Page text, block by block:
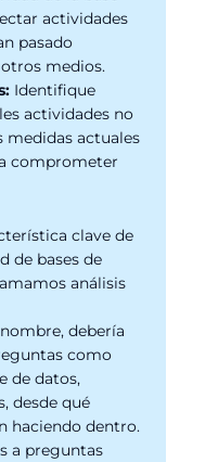
actividades
pasado
medios.
Identifique
actividades no
medidas actuales
comprometer
clave de
de bases de
análisis
debería
como
de datos,
desde qué
haciendo dentro.
a preguntas